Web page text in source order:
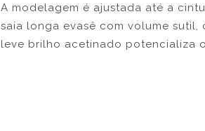
A modelagem é ajustada até a
saia longa evasê com volume
leve brilho acetinado potencializa